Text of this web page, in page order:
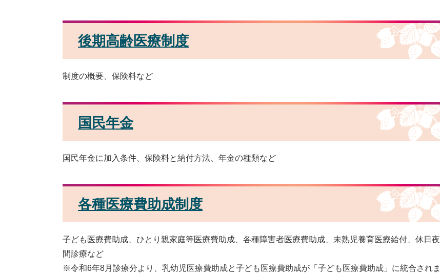
後期高齢医療制度
制度の概要、保険料など
国民年金
国民年金に加入条件、保険料と納付方法、年金の種類など
各種医療費助成制度
子ども医療費助成、ひとり親家庭等医療費助成、各種障害者医療費助成、未熟児養育医療給付、休日夜
間診療など
※令和6年8月診療分より、乳幼児医療費助成と子ども医療費助成が「子ども医療費助成」に統合されま